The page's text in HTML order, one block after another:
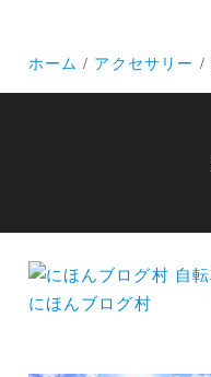
ホーム アクセサリー
にほんブログ村